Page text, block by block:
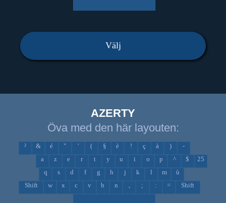
Välj
AZERTY
Öva med den här layouten:
² & é " ' ( § è ! ç à )
-
a
z e r t y u i o p ^ $
25
q
s d f g h j k l m
ù
Shift
w x c v b n , ; : = Shift